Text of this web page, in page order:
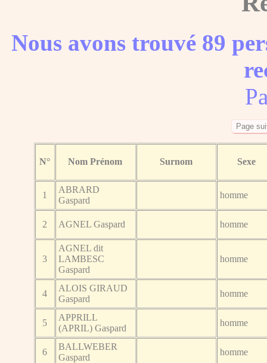
Nous avons trouvé 89
N° Nom Prénom Surnom Sexe
1
ABRARD
Gaspard
homme
2 AGNEL Gaspard homme
3
AGNEL dit
LAMBESC
Gaspard
homme
4
ALOIS GIRAUD
Gaspard
homme
5
APPRILL
(APRIL) Gaspard
homme
6
BALLWEBER
Gaspard
homme